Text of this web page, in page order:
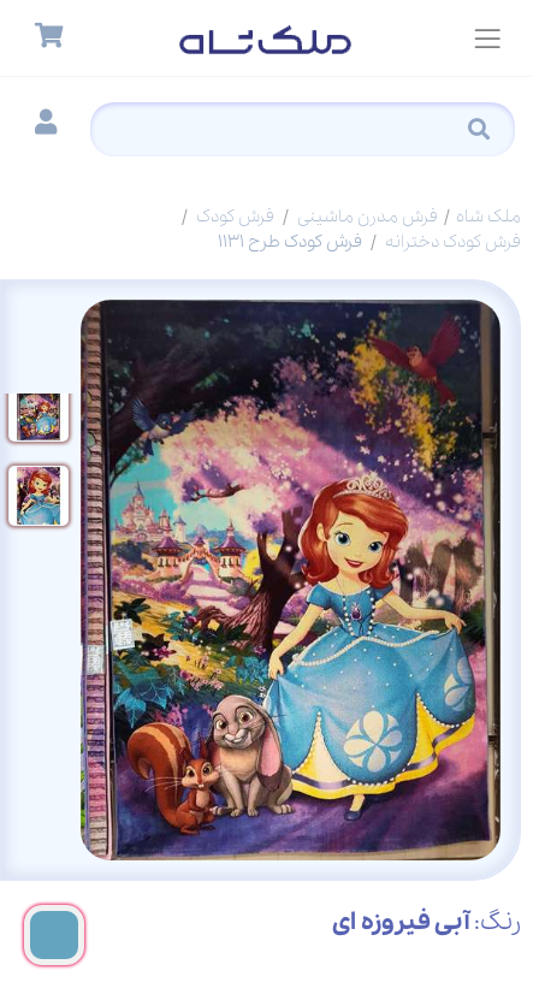
ملک شاه فرش مدرن ماشینی
فرش کودک
فرش کودک دخترانه
فرش کودک طرح 1131
رنگ:آبی فیروزه ای